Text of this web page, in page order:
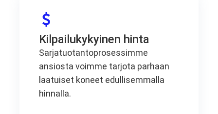
Kilpailukykyinen hinta
Sarjatuotantoprosessimme
ansiosta voimme tarjota parhaan
laatuiset koneet edullisemmalla
hinnalla.